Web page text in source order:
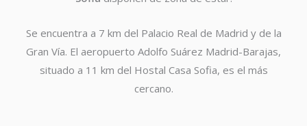
Se encuentra a 7 km del Palacio Real de Madrid y de la
Gran Vía. El aeropuerto Adolfo Suárez Madrid-Barajas,
situado a 11 km del Hostal Casa Sofia, es el más
cercano.